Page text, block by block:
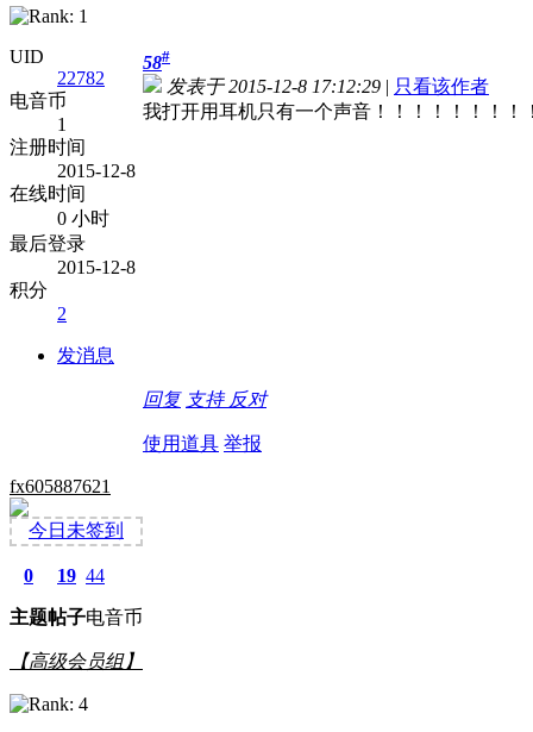
UID
22782
电音币
1
注册时间
2015-12-8
在线时间
0 小时
最后登录
2015-12-8
积分
2
发消息
58#
发表于 2015-12-8 17:12:29 | 只看该作者
我打开用耳机只有一个声音！！！！！！！！
回复 支持 反对
使用道具 举报
fx605887621
今日未签到
0
主题
19
帖子
44
电音币
【高级会员组】